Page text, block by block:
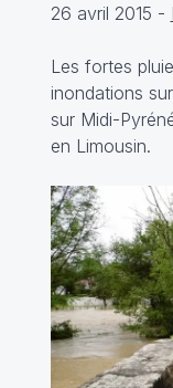
26 avril 2015 -
Les fortes
inondations
sur Midi-
en Limousin.